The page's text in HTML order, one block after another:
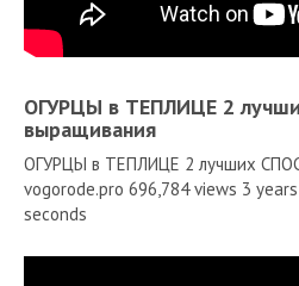
ОГУРЦЫ в ТЕПЛИЦЕ 2
выращивания
ОГУРЦЫ в ТЕПЛИЦЕ 2 лучших
vogorode.pro 696,784 views 3
seconds